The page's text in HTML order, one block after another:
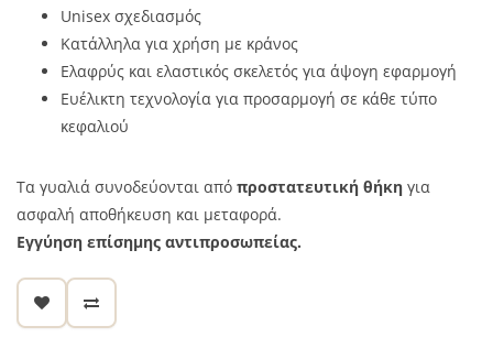
Unisex σχεδιασμός
Κατάλληλα για χρήση με κράνος
Ελαφρύς και ελαστικός σκελετός για άψογη εφαρμογή
Ευέλικτη τεχνολογία για προσαρμογή σε κάθε τύπο
κεφαλιού
Τα γυαλιά συνοδεύονται από προστατευτική θήκη για
ασφαλή αποθήκευση και μεταφορά.
Εγγύηση επίσημης αντιπροσωπείας.